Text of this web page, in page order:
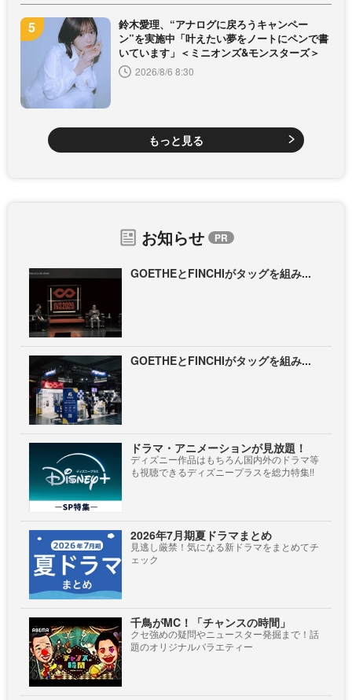
鈴木愛理、“アナログに戻ろうキャンペー
ン”を実施中「叶えたい夢をノートにペンで書
いています」＜ミニオンズ&モンスターズ＞
2026/8/6 8:30
もっと見る
お知らせ
GOETHEとFINCHIがタッグを組み...
GOETHEとFINCHIがタッグを組み...
ドラマ・アニメーションが見放題！
ディズニー作品はもちろん国内外のドラマ等
も視聴できるディズニープラスを総力特集!!
2026年7月期夏ドラマまとめ
見逃し厳禁！気になる新ドラマをまとめてチ
ェック
千鳥がMC！「チャンスの時間」
クセ強めの疑問やニュースター発掘まで！話
題のオリジナルバラエティー